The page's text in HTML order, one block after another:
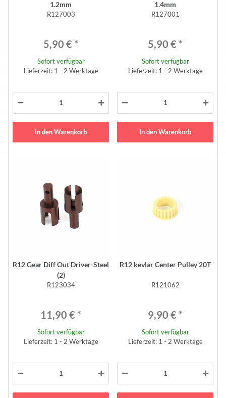
1.2mm
R127003
5,90 € *
Sofort verfügbar
Lieferzeit: 1 - 2 Werktage
In den Warenkorb
1.4mm
R127001
5,90 € *
Sofort verfügbar
Lieferzeit: 1 - 2 Werktage
In den Warenkorb
R12 Gear Diff Out Driver-Steel
(2)
R123034
11,90 € *
Sofort verfügbar
Lieferzeit: 1 - 2 Werktage
R12 kevlar Center Pulley 20T
R121062
9,90 € *
Sofort verfügbar
Lieferzeit: 1 - 2 Werktage